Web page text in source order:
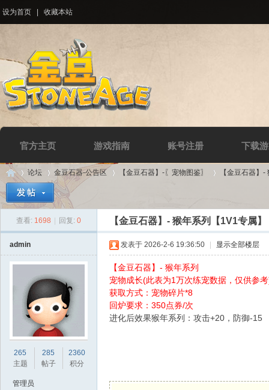
设为首页 收藏本站
官方主页 游戏指南 账号注册 下载
»
论坛
›
金豆石器-公告区 【金豆石器】-〖宠物图鉴〗
›
【金豆石器】
查看: 1698 回复: 0 【金豆石器】- 猴年系列【1V1专属】
admin
265
主题
285
帖子
2360
积分
管理员
发表于 2026-2-6 19:36:50 显示全部楼层
【金豆石器】- 猴年系列
宠物成长(此表为1万次练宠数据，仅供参
获取方式：宠物碎片*8
回炉要求：350点券/次
进化后效果猴年系列：攻击+20，防御-15